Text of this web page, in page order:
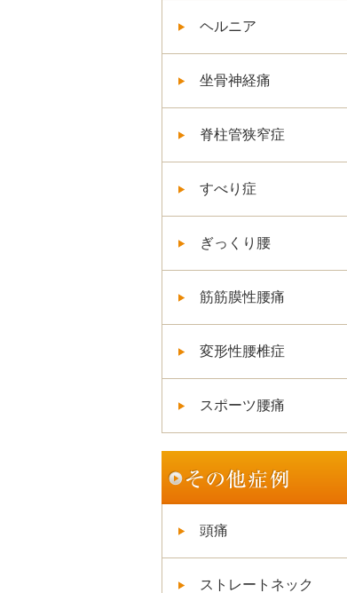
ヘルニア
坐骨神経痛
脊柱管狭窄症
すべり症
ぎっくり腰
筋筋膜性腰痛
変形性腰椎症
スポーツ腰痛
頭痛
ストレートネック